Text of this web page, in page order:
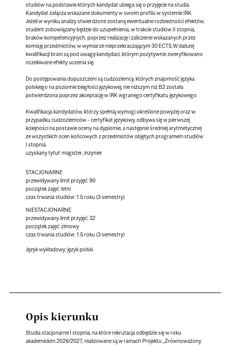
studiów na podstawie których kandydat ubiega się o przyjęcie na studia.
Kandydat załącza wskazane dokumenty w swoim profilu w systemie IRK.
Jeżeli w wyniku analizy stwierdzone zostaną ewentualne rozbieżności efektów,
student zobowiązany będzie do uzupełnienia, w trakcie studiów II stopnia,
braków kompetencyjnych, poprzez realizację i zaliczenie wskazanych przez
komisję przedmiotów, w wymiarze nieprzekraczającym 30 ECTS. W dalszej
kwalifikacji brani są pod uwagę kandydaci, którym pozytywnie zweryfikowano
oczekiwane efekty uczenia się.
Do postępowania dopuszczeni są cudzoziemcy, których znajomość języka
polskiego na poziomie biegłości językowej, nie niższym niż B2 została
potwierdzona poprzez akceptację w IRK wgranego certyfikatu językowego.
Kwalifikacja kandydatów, którzy spełnią wymogi określone powyżej oraz w
przypadku cudzoziemców - certyfikat językowy, odbywa się w pierwszej
kolejności na postawie oceny na dyplomie, a następnie średniej arytmetycznej
ze wszystkich ocen końcowych z przedmiotów objętych programem studiów
I stopnia.
uzyskany tytuł: magister_inzynier
STACJONARNE
przewidywany limit przyjęć: 90
początek zajęć: letni
czas trwania studiów: 1.5 roku (3 semestry)
NIESTACJONARNE
przewidywany limit przyjęć: 32
początek zajęć: zimowy
czas trwania studiów: 1.5 roku (3 semestry)
Język wykładowy:język polski.
Opis kierunku
Studia stacjonarne I stopnia, na które rekrutacja odbędzie się w roku
akademickim 2026/2027, realizowane są w ramach Projektu „Zrównoważony